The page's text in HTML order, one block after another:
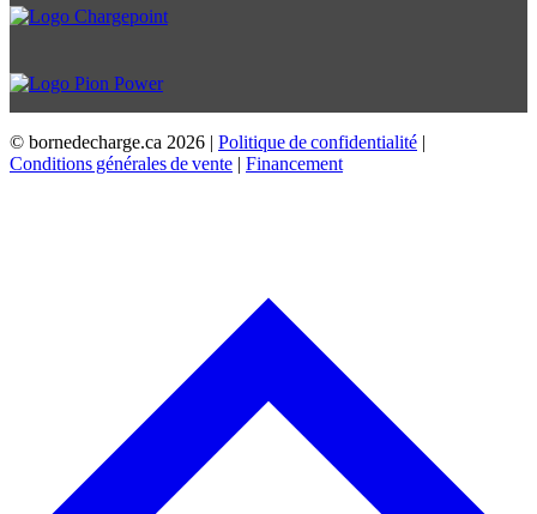
© bornedecharge.ca 2026 | Politique de confidentialité |
Conditions générales de vente | Financement